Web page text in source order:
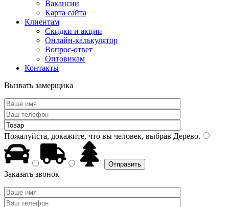
Вакансии
Карта сайта
Клиентам
Скидки и акции
Онлайн-калькулятор
Вопрос-ответ
Оптовикам
Контакты
Вызвать замерщика
Пожалуйста, докажите, что вы человек, выбрав Дерево.
Заказать звонок